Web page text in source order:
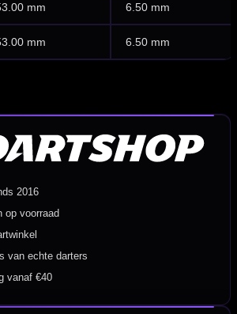
mm 6.50 mm
mm 6.50 mm
2016
op voorraad
van echte darters
vanaf €40